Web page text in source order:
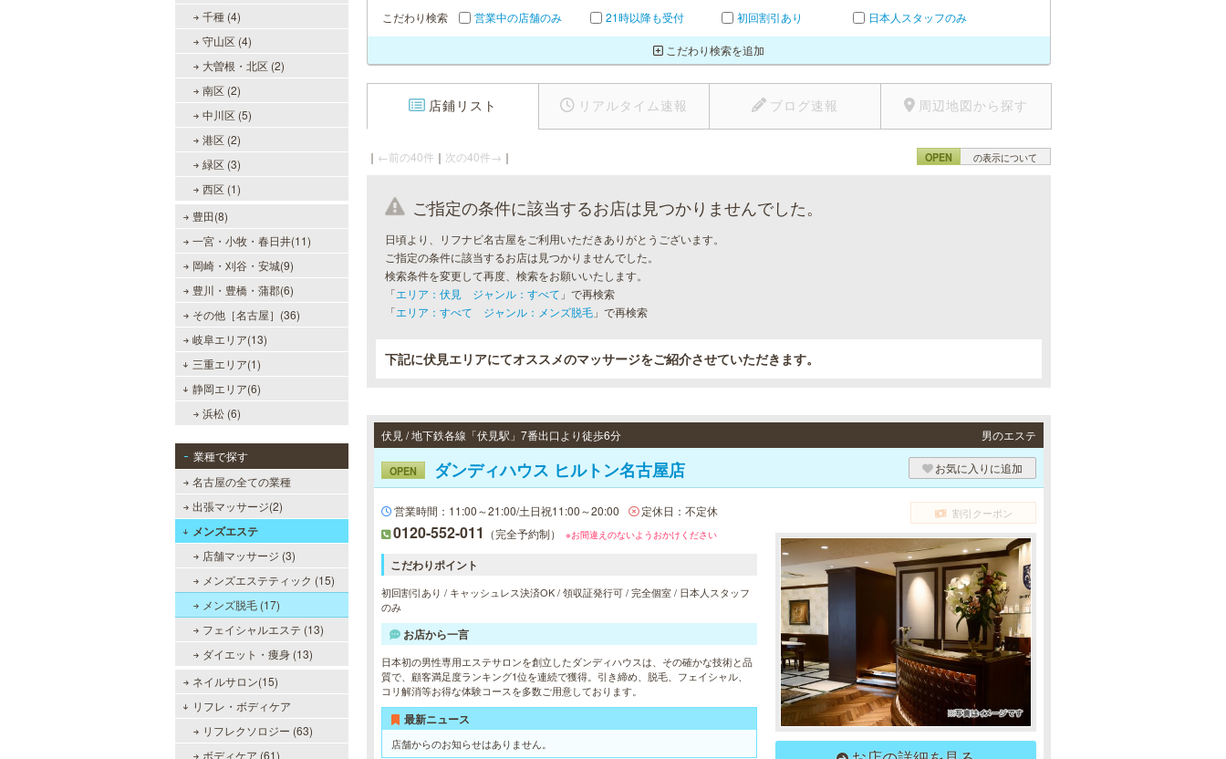
千種 (4)
守山区 (4)
大曽根・北区 (2)
南区 (2)
中川区 (5)
港区 (2)
緑区 (3)
西区 (1)
豊田(8)
一宮・小牧・春日井(11)
岡崎・刈谷・安城(9)
豊川・豊橋・蒲郡(6)
その他［名古屋］(36)
岐阜エリア(13)
三重エリア(1)
静岡エリア(6)
浜松 (6)
業種で探す
名古屋の全ての業種
出張マッサージ(2)
メンズエステ
店舗マッサージ (3)
メンズエステティック (15)
メンズ脱毛 (17)
フェイシャルエステ (13)
ダイエット・痩身 (13)
ネイルサロン(15)
リフレ・ボディケア
リフレクソロジー (63)
ボディケア (61)
こだわり検索 営業中の店舗のみ 21時以降も受付 初回割引あり 日本人スタッフのみ
こだわり検索を追加
店鋪リスト リアルタイム速報 ブログ速報 周辺地図から探す
｜ ←前の40件 ｜ 次の40件→ ｜ OPEN の表示について
ご指定の条件に該当するお店は見つかりませんでした。
日頃より、リフナビ名古屋をご利用いただきありがとうございます。
ご指定の条件に該当するお店は見つかりませんでした。
検索条件を変更して再度、検索をお願いいたします。
「エリア：伏見 ジャンル：すべて 」で再検索
「エリア：すべて ジャンル：メンズ脱毛 」で再検索
下記に伏見エリアにてオススメのマッサージをご紹介させていただきます。
伏見 / 地下鉄各線「伏見駅」7番出口より徒歩6分 男のエステ
OPEN ダンディハウス ヒルトン名古屋店 お気に入りに追加
営業時間：11:00～21:00/土日祝11:00～20:00 定休日：不定休
0120-552-011 （完全予約制） ※お間違えのないようおかけください
こだわりポイント
初回割引あり / キャッシュレス決済OK / 領収証発行可 / 完全個室 / 日本人スタッフ
のみ
お店から一言
日本初の男性専用エステサロンを創立したダンディハウスは、その確かな技術と品
質で、顧客満足度ランキング1位を連続で獲得。引き締め、脱毛、フェイシャル、
コリ解消等お得な体験コースを多数ご用意しております。
最新ニュース
店舗からのお知らせはありません。
割引クーポン